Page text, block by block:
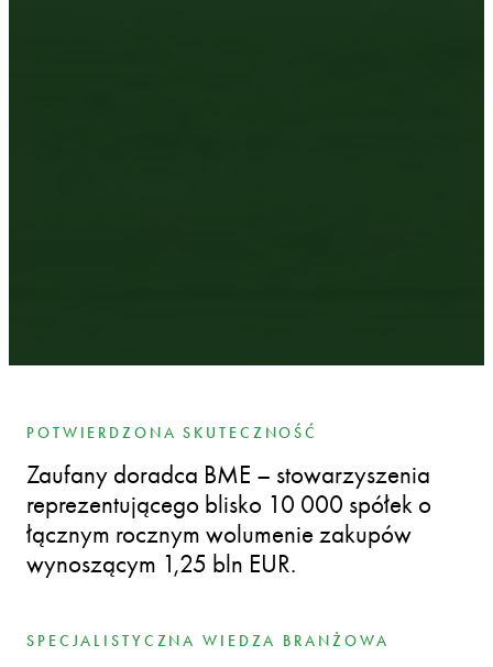
POTWIERDZONA SKUTECZNOŚĆ
Zaufany doradca BME – stowarzyszenia
reprezentującego blisko 10 000 spółek o
łącznym rocznym wolumenie zakupów
wynoszącym 1,25 bln EUR.
SPECJALISTYCZNA WIEDZA BRANŻOWA